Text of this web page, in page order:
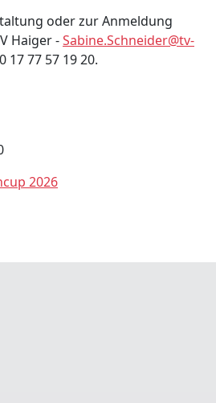
oder zur Anmeldung
Haiger -Sabine.Schneider@tv-
17 77 57 19 20.
2026